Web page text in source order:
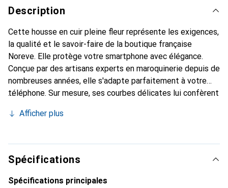
Description
Cette housse en cuir pleine fleur représente les exigences,
la qualité et le savoir-faire de la boutique française
Noreve. Elle protège votre smartphone avec élégance.
Conçue par des artisans experts en maroquinerie depuis de
nombreuses années, elle s'adapte parfaitement à votre
téléphone. Sur mesure, ses courbes délicates lui confèrent
chic et indispensable pour votre smartphone. Reconnaître
marque Noreve est un choix sûr pour une clientèle
exigeante.
Afficher plus
Spécifications
Spécifications principales